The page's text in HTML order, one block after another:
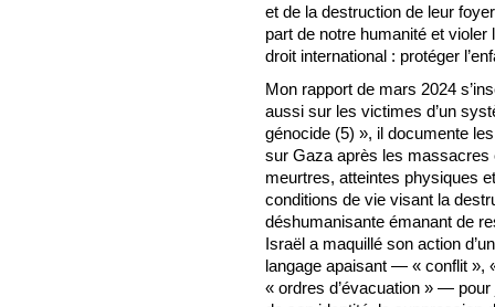
et de la destruction de leur
part de notre humanité et violer
droit international : protéger
Mon rapport de mars 2024
aussi sur les victimes d’un
génocide (5) », il documente
sur Gaza après les
meurtres, atteintes physiques
conditions de vie visant la
déshumanisante émanant de
Israël a maquillé son action
langage apaisant — « conflit »,
« ordres d’évacuation » —